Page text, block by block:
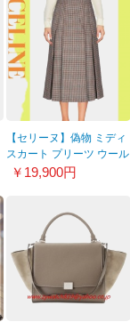
【セリーヌ】偽物 ミディ
スカート プリーツ ウール
千鳥格子 コロニアル
￥19,900円